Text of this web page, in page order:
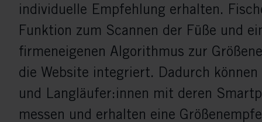
individuelle Empfehlung erhalten.
Funktion zum Scannen der Füße und
firmeneigenen Algorithmus zur
die Website integriert. Dadurch
und Langläufer:innen mit deren
messen und erhalten eine